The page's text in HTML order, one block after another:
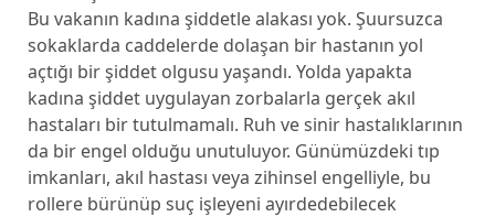
Bu vakanın kadına şiddetle alakası yok. Şuursuzca
sokaklarda caddelerde dolaşan bir hastanın yol
açtığı bir şiddet olgusu yaşandı. Yolda yapakta
kadına şiddet uygulayan zorbalarla gerçek akıl
hastaları bir tutulmamalı. Ruh ve sinir hastalıklarının
da bir engel olduğu unutuluyor. Günümüzdeki tıp
imkanları, akıl hastası veya zihinsel engelliyle, bu
rollere bürünüp suç işleyeni ayırdedebilecek